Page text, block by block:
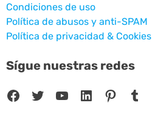
Condiciones de uso
Política de abusos y anti-SPAM
Política de privacidad & Cookies
Sígue nuestras redes
Facebook Twitter YouTube LinkedIn Pinterest Tumblr